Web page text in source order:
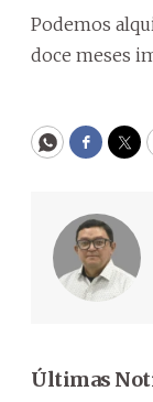
Podemos
doce meses
WhatsApp
Últimas